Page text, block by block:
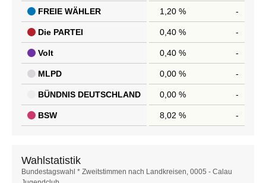
FREIE WÄHLER 1,20 % -
Die PARTEI 0,40 % -
Volt 0,40 % -
MLPD 0,00 % -
BÜNDNIS DEUTSCHLAND 0,00 % -
BSW 8,02 % -
Wahlstatistik
Wahlstatistik
Bundestagswahl * Zweitstimmen nach Landkreisen, 0005 - Calau